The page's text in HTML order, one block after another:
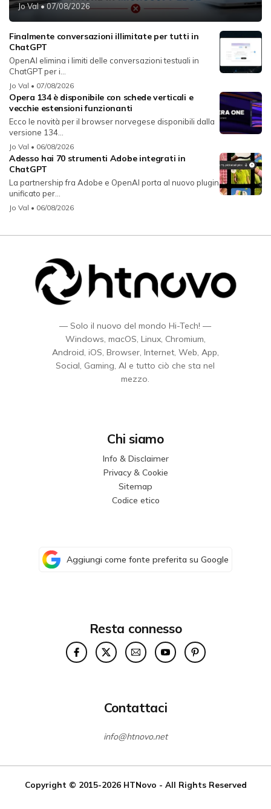
Jo Val• 07/08/2026
Finalmente conversazioni illimitate per tutti in
ChatGPT
OpenAI elimina i limiti delle conversazioni testuali in
ChatGPT per i...
Jo Val • 07/08/2026
Opera 134 è disponibile con schede verticali e
vecchie estensioni funzionanti
Ecco le novità per il browser norvegese disponibili dalla
versione 134...
Jo Val • 06/08/2026
Adesso hai 70 strumenti Adobe integrati in
ChatGPT
La partnership fra Adobe e OpenAI porta al nuovo plugin
unificato per...
Jo Val • 06/08/2026
— Solo il nuovo del mondo Hi-Tech! —
Windows, macOS, Linux, Chromium,
Android, iOS, Browser, Internet, Web, App,
Social, Gaming, AI e tutto ciò che sta nel
mezzo.
Chi siamo
Info & Disclaimer
Privacy & Cookie
Sitemap
Codice etico
Aggiungi come fonte preferita su Google
Resta connesso
Contattaci
info@htnovo.net
Copyright © 2015-2026 HTNovo - All Rights Reserved